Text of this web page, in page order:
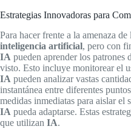
Estrategias Innovadoras para
Para hacer frente a la amenaza de
inteligencia artificial, pero con
IA pueden aprender los patrones
visto. Esto incluye monitorear el
IA pueden analizar vastas
instantánea entre diferentes
medidas inmediatas para aislar el
IA pueda adaptarse. Estas
que utilizan IA.